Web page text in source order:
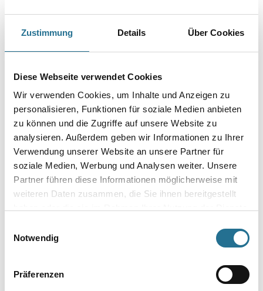
Zustimmung Details Über Cookies
Diese Webseite verwendet Cookies
Wir verwenden Cookies, um Inhalte und Anzeigen zu
personalisieren, Funktionen für soziale Medien anbieten
zu können und die Zugriffe auf unsere Website zu
analysieren. Außerdem geben wir Informationen zu Ihrer
Verwendung unserer Website an unsere Partner für
soziale Medien, Werbung und Analysen weiter. Unsere
Partner führen diese Informationen möglicherweise mit
weiteren Daten zusammen, die Sie ihnen bereitgestellt
Notwendig
Präferenzen
Länge in Millimeter
Breite in millimeter
Höhe in millimeter
Umrechnungsfaktoren